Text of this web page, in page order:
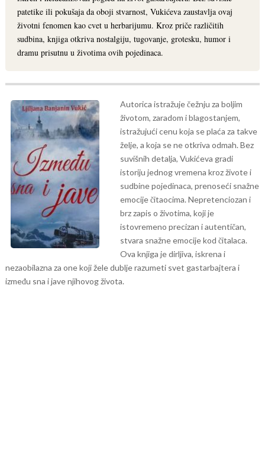
patetike ili pokušaja da oboji stvarnost, Vukićeva zaustavlja ovaj
životni fenomen kao cvet u herbarijumu. Kroz priče različitih
sudbina, knjiga otkriva nostalgiju, tugovanje, grotesku, humor i
dramu prisutnu u životima ovih pojedinaca.
Autorica istražuje čežnju za boljim
životom, zaradom i blagostanjem,
istražujući cenu koja se plaća za takve
želje, a koja se ne otkriva odmah. Bez
suvišnih detalja, Vukićeva gradi
istoriju jednog vremena kroz živote i
sudbine pojedinaca, prenoseći snažne
emocije čitaocima. Nepretenciozan i
brz zapis o životima, koji je
istovremeno precizan i autentičan,
stvara snažne emocije kod čitalaca.
Ova knjiga je dirljiva, iskrena i
nezaobilazna za one koji žele dublje razumeti svet gastarbajtera i
između sna i jave njihovog života.